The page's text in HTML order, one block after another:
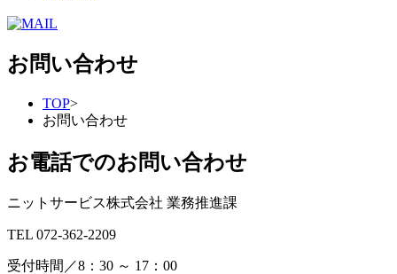
お問い合わせ
TOP>
お問い合わせ
お電話でのお問い合わせ
ニットサービス株式会社 業務推進課
TEL 072-362-2209
受付時間／8：30 ～ 17：00